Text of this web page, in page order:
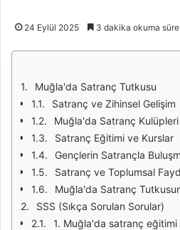
24 Eylül 2025 3 dakika okuma
Muğla'da Satranç Tutkusu
Satranç ve Zihinsel Gelişim
Muğla'da Satranç
Satranç Eğitimi ve Kurslar
Gençlerin Satrançla
Satranç ve Toplumsal
Muğla'da Satranç
SSS (Sıkça Sorulan Sorular)
1. Muğla'da satranç